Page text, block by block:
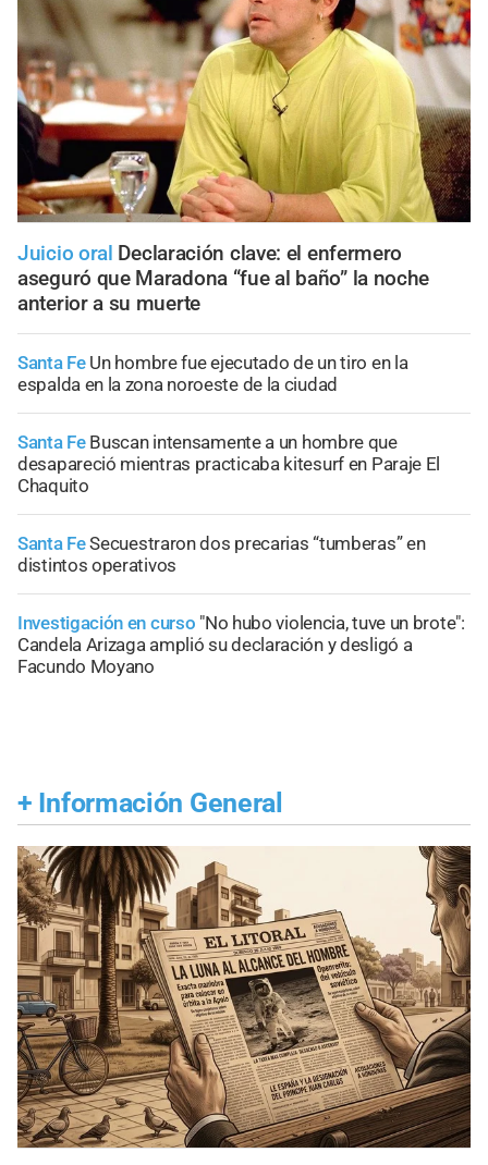
Juicio oral Declaración clave: el enfermero
aseguró que Maradona “fue al baño” la noche
anterior a su muerte
Santa Fe Un hombre fue ejecutado de un tiro en la
espalda en la zona noroeste de la ciudad
Santa Fe Buscan intensamente a un hombre que
desapareció mientras practicaba kitesurf en Paraje El
Chaquito
Santa FeSecuestraron dos precarias “tumberas” en
distintos operativos
Investigación en curso "No hubo violencia, tuve un brote":
Candela Arizaga amplió su declaración y desligó a
Facundo Moyano
+ Información General